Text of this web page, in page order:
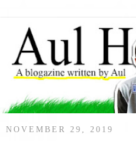
NOVEMBER 29, 2019